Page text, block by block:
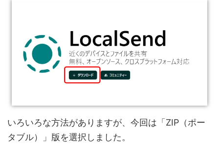
いろいろな方法がありますが、今回は「ZIP（ポー
タブル）」版を選択しました。